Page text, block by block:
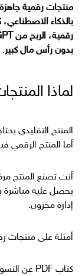
بالذكاء
بدون رأس مال كبير.
لماذا
المنتج التقليدي
أما المنتج الرقمي
أنت تصنع المنتج
يحصل عليه مباشرة
إدارة مخزون.
أمثلة على منتجات
كتاب PDF عن التسويق.